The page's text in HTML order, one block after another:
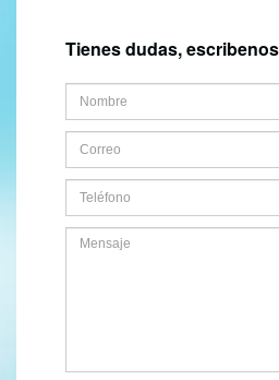
Tienes dudas,